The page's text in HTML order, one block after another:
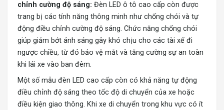
chỉnh cường độ sáng: Đèn LED ô tô cao cấp còn được
trang bị các tính năng thông minh như chống chói và tự
động điều chỉnh cường độ sáng. Chức năng chống chói
giúp giảm bớt ánh sáng gây khó chịu cho các tài xế đi
ngược chiều, từ đó bảo vệ mắt và tăng cường sự an toàn
khi lái xe vào ban đêm.
Một số mẫu đèn LED cao cấp còn có khả năng tự động
điều chỉnh độ sáng theo tốc độ di chuyển của xe hoặc
điều kiện giao thông. Khi xe di chuyển trong khu vực có ít